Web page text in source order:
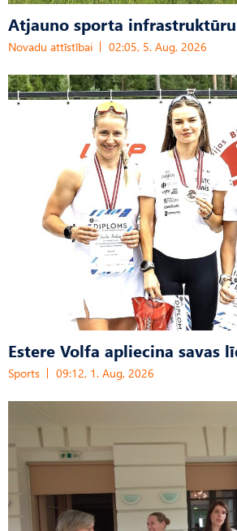
Atjauno sporta infrastruktūru
Novadu attīstībai 02:05, 5. Aug, 2026
Estere Volfa apliecina savas
Sports 09:12, 1. Aug, 2026